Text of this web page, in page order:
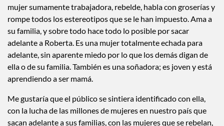
Mi personaje se llama Alicia. Alicia es una mujer, mamá joven,
la mamá de Roberta, la protagonista deVainilla. Alicia es muy
fuerte y resiliente, con un sentido del humor agudo; es una
mujer sumamente trabajadora, rebelde, habla con groserías y
rompe todos los estereotipos que se le han impuesto. Ama a
su familia, y sobre todo hace todo lo posible por sacar
adelante a Roberta. Es una mujer totalmente echada para
adelante, sin aparente miedo por lo que los demás digan de
ella o de su familia. También es una soñadora; es joven y está
aprendiendo a ser mamá.